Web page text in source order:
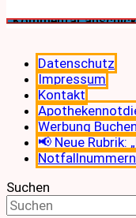
Datenschutz
Impressum
Kontakt
Werbung
📢 Neue Rubrik:
Suchen